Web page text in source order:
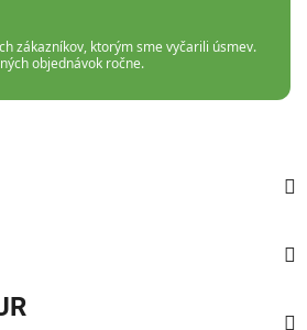
zákazníkov, ktorým sme vyčarili úsmev.
objednávok ročne.